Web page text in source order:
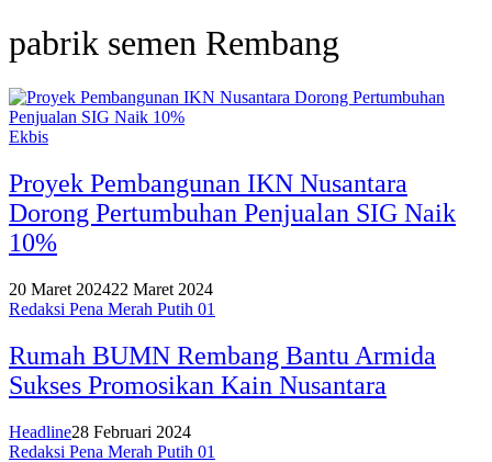
pabrik semen Rembang
Ekbis
Proyek Pembangunan IKN Nusantara
Dorong Pertumbuhan Penjualan SIG Naik
10%
20 Maret 202422 Maret 2024
Redaksi Pena Merah Putih 01
Rumah BUMN Rembang Bantu Armida
Sukses Promosikan Kain Nusantara
Headline28 Februari 2024
Redaksi Pena Merah Putih 01